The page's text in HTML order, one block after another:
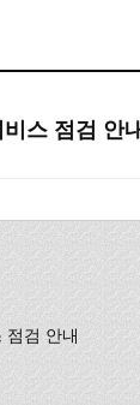
스 점검 안내
점검 안내